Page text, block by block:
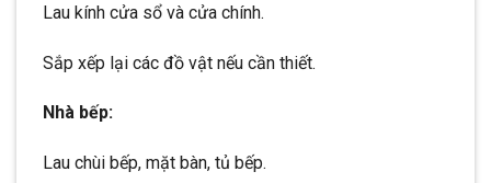
Lau kính cửa sổ và cửa chính.
Sắp xếp lại các đồ vật nếu cần thiết.
Nhà bếp:
Lau chùi bếp, mặt bàn, tủ bếp.